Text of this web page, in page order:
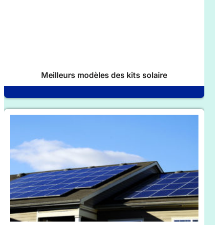
Meilleurs modèles des kits solaire